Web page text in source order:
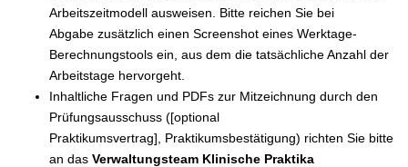
Arbeitszeitmodell ausweisen. Bitte reichen Sie bei
Abgabe zusätzlich einen Screenshot eines Werktage-
Berechnungstools ein, aus dem die tatsächliche Anzahl der
Arbeitstage hervorgeht.
Inhaltliche Fragen und PDFs zur Mitzeichnung durch den
Prüfungsausschuss ([optional
Praktikumsvertrag], Praktikumsbestätigung) richten Sie bitte
an das Verwaltungsteam Klinische Praktika